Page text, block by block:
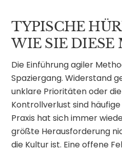
TYPISCHE
WIE SIE DIESE
Die Einführung agiler
Spaziergang. Widerstand
unklare Prioritäten oder
Kontrollverlust sind
Praxis hat sich immer
größte Herausforderung
die Kultur ist. Eine offene